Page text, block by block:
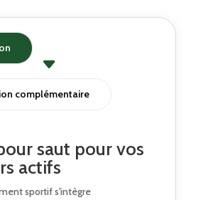
complémentaire
saut pour vos
actifs
sportif s'intègre